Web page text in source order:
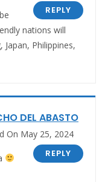
REPLY
nations will
Philippines,
DEL ABASTO
On May 25, 2024
REPLY